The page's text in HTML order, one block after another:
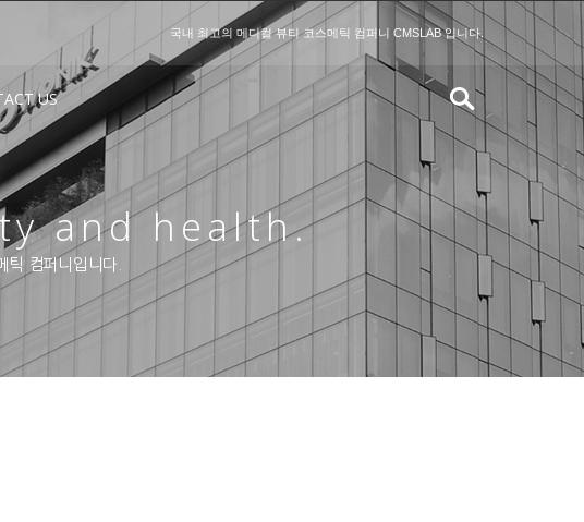
국내 최고의 메디컬 뷰티 코스메틱 컴퍼니 CMSLAB 입니다.
US
and health.
틱 컴퍼니입니다.